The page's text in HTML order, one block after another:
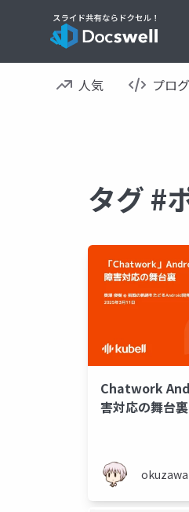
人気 プロ
タグ #
Chatwork
害対応の舞台裏